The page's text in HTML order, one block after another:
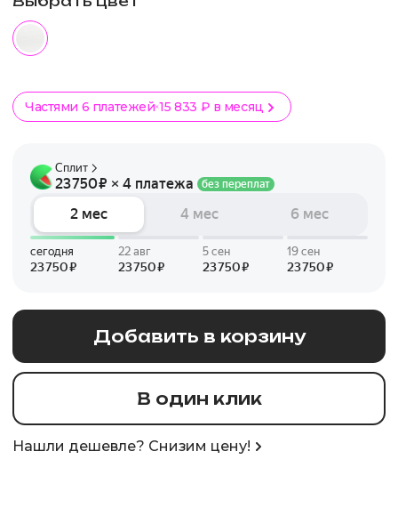
Частями 6 платежей 15 833 ₽ в месяц
Добавить в корзину
В один клик
Нашли дешевле? Снизим цену!